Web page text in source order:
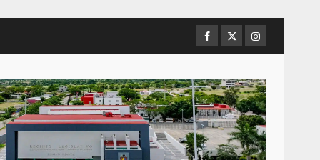
Facebook
TwitterInstagram
delincuencia organizada y
contrabando
6
Sin paso carretera Oaxaca-
Cuacnopalan
26 junio 2026